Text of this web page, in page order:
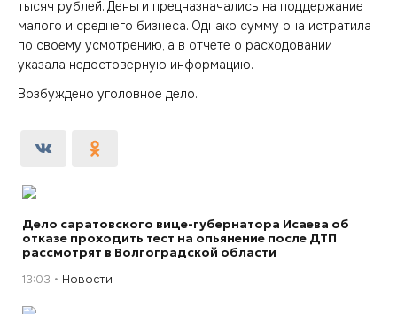
тысяч рублей. Деньги предназначались на поддержание
малого и среднего бизнеса. Однако сумму она истратила
по своему усмотрению, а в отчете о расходовании
указала недостоверную информацию.
Возбуждено уголовное дело.
Дело саратовского вице-губернатора Исаева об
отказе проходить тест на опьянение после ДТП
рассмотрят в Волгоградской области
13:03 Новости